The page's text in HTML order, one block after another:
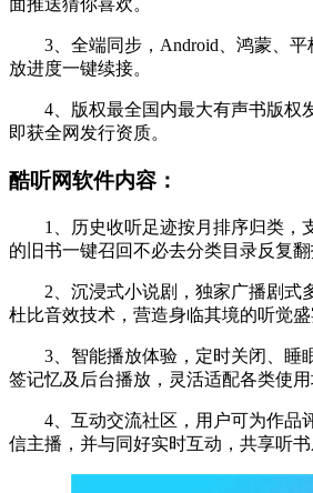
面推送猜你喜欢。
3、全端同步，Android、鸿蒙、平
放进度一键续接。
4、版权最全国内最大有声书版权
即获全网发行资质。
酷听网软件内容：
1、历史收听足迹按月排序归类，
的旧书一键召回不必去分类目录反复翻
2、沉浸式小说剧，独家广播剧式
杜比音效技术，营造身临其境的听觉盛
3、智能播放体验，定时关闭、睡
签记忆及后台播放，灵活适配各类使用
4、互动交流社区，用户可为作品
信主播，并与同好实时互动，共享听书